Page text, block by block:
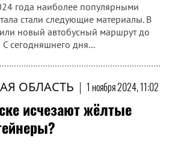
года наиболее популярными
стали следующие материалы. В
новый автобусный маршрут до
сегодняшнего дня...
ОБЛАСТЬ | 1 ноября 2024, 11:02
исчезают жёлтые